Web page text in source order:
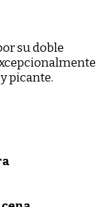
su doble
picante.